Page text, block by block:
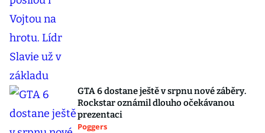
GTA 6 dostane ještě v srpnu nové záběry.
Rockstar oznámil dlouho očekávanou
prezentaci
Poggers